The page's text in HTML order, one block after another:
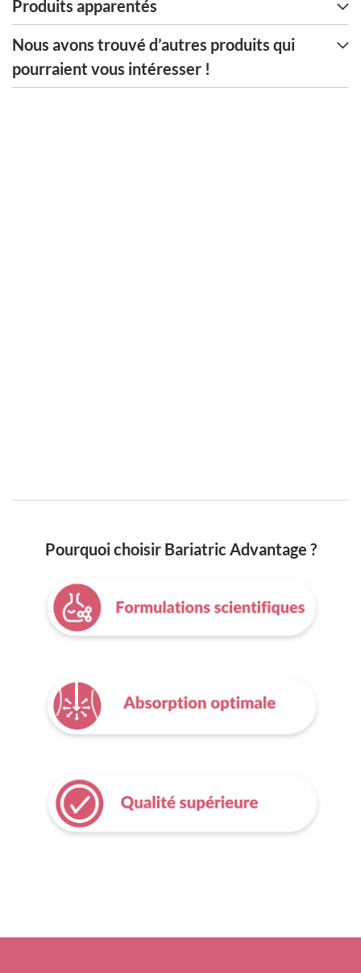
Produits apparentés
Nous avons trouvé d’autres produits qui
pourraient vous intéresser !
Pourquoi choisir Bariatric Advantage ?